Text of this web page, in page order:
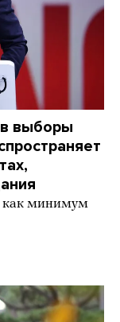
выборы
как минимум